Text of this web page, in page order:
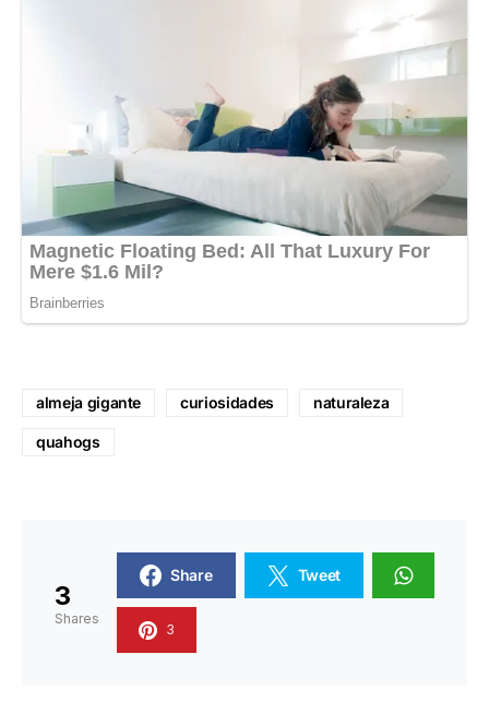
almeja gigante curiosidades naturaleza
quahogs
3
Shares
Share Tweet
3